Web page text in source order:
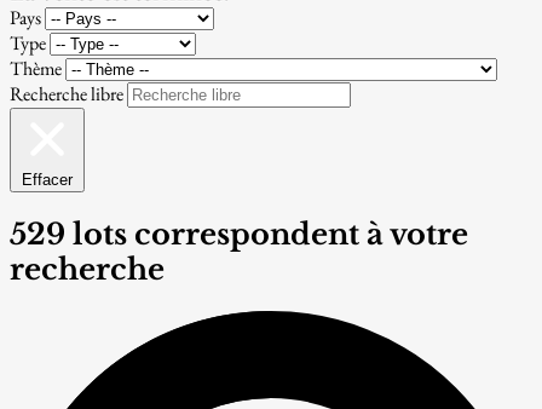
Pays
Type
Thème
Recherche libre
Effacer
529 lots correspondent à votre
recherche